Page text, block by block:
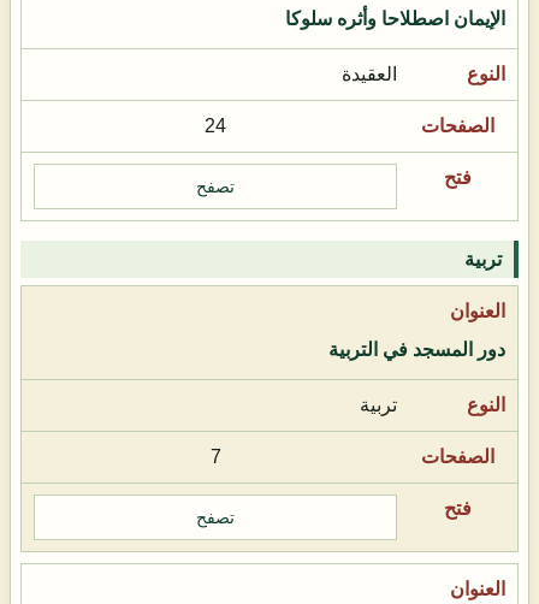
الإيمان اصطلاحا وأثره سلوكا
العقيدة
24
تصفح
تربية
دور المسجد في التربية
تربية
7
تصفح